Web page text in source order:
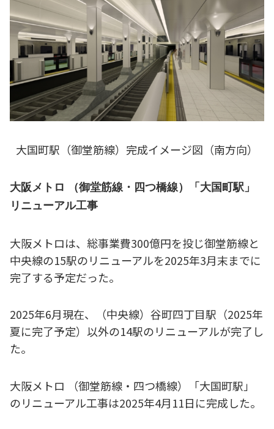
大国町駅（御堂筋線）完成イメージ図（南方向）
大阪メトロ （御堂筋線・四つ橋線）「大国町駅」
リニューアル工事
大阪メトロは、総事業費300億円を投じ御堂筋線と
中央線の15駅のリニューアルを2025年3月末までに
完了する予定だった。
2025年6月現在、（中央線）谷町四丁目駅（2025年
夏に完了予定）以外の14駅のリニューアルが完了し
た。
大阪メトロ （御堂筋線・四つ橋線）「大国町駅」
のリニューアル工事は2025年4月11日に完成した。